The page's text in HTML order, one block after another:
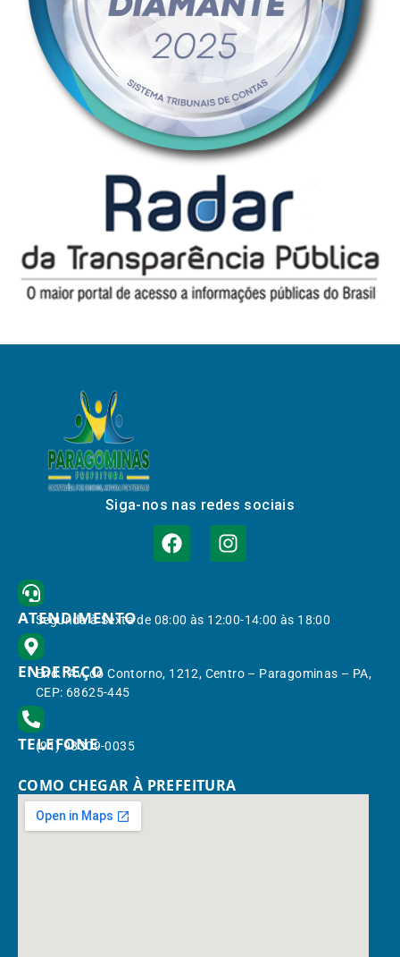
Siga-nos nas redes sociais
ATENDIMENTO
Segunda à Sexta de 08:00 às 12:00-14:00 às 18:00
ENDEREÇO
End.: Av. do Contorno, 1212, Centro – Paragominas – PA,
CEP: 68625-445
TELEFONE
(91) 98309-0035
COMO CHEGAR À PREFEITURA